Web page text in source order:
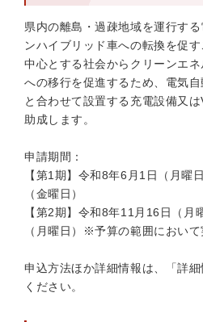
県内の離島・過疎地域を運行す
ンハイブリッド車への転換を促
中心とする社会からクリーンエ
への移行を促進するため、電気
と合わせて設置する充電設備又
助成します。
申請期間：
【第1期】令和8年6月1日（月曜
（金曜日）
【第2期】令和8年11月16日（月
（月曜日）※予算の範囲におい
申込方法ほか詳細情報は、「詳
ください。